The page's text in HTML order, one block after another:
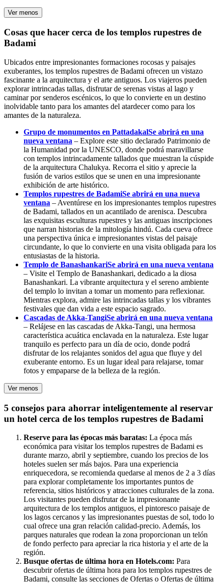
Ver menos
Cosas que hacer cerca de los templos rupestres de
Badami
Ubicados entre impresionantes formaciones rocosas y paisajes
exuberantes, los templos rupestres de Badami ofrecen un vistazo
fascinante a la arquitectura y el arte antiguos. Los viajeros pueden
explorar intrincadas tallas, disfrutar de serenas vistas al lago y
caminar por senderos escénicos, lo que lo convierte en un destino
inolvidable tanto para los amantes del atardecer como para los
amantes de la naturaleza.
Grupo de monumentos en PattadakalSe abrirá en una
nueva ventana – Explore este sitio declarado Patrimonio de
la Humanidad por la UNESCO, donde podrá maravillarse
con templos intrincadamente tallados que muestran la cúspide
de la arquitectura Chalukya. Recorra el sitio y aprecie la
fusión de varios estilos que se unen en una impresionante
exhibición de arte histórico.
Templos rupestres de BadamiSe abrirá en una nueva
ventana – Aventúrese en los impresionantes templos rupestres
de Badami, tallados en un acantilado de arenisca. Descubra
las exquisitas esculturas rupestres y las antiguas inscripciones
que narran historias de la mitología hindú. Cada cueva ofrece
una perspectiva única e impresionantes vistas del paisaje
circundante, lo que lo convierte en una visita obligada para los
entusiastas de la historia.
Templo de BanashankariSe abrirá en una nueva ventana
– Visite el Templo de Banashankari, dedicado a la diosa
Banashankari. La vibrante arquitectura y el sereno ambiente
del templo lo invitan a tomar un momento para reflexionar.
Mientras explora, admire las intrincadas tallas y los vibrantes
festivales que dan vida a este espacio sagrado.
Cascadas de Akka-TangiSe abrirá en una nueva ventana
– Relájese en las cascadas de Akka-Tangi, una hermosa
característica acuática enclavada en la naturaleza. Este lugar
tranquilo es perfecto para un día de ocio, donde podrá
disfrutar de los relajantes sonidos del agua que fluye y del
exuberante entorno. Es un lugar ideal para relajarse, tomar
fotos y empaparse de la belleza de la región.
Ver menos
5 consejos para ahorrar inteligentemente al reservar
un hotel cerca de los templos rupestres de Badami
Reserve para las épocas más baratas: La época más
económica para visitar los templos rupestres de Badami es
durante marzo, abril y septiembre, cuando los precios de los
hoteles suelen ser más bajos. Para una experiencia
enriquecedora, se recomienda quedarse al menos de 2 a 3 días
para explorar completamente los importantes puntos de
referencia, sitios históricos y atracciones culturales de la zona.
Los visitantes pueden disfrutar de la impresionante
arquitectura de los templos antiguos, el pintoresco paisaje de
los lagos cercanos y las impresionantes puestas de sol, todo lo
cual ofrece una gran relación calidad-precio. Además, los
parques naturales que rodean la zona proporcionan un telón
de fondo perfecto para apreciar la rica historia y el arte de la
región.
Busque ofertas de última hora en Hotels.com: Para
descubrir ofertas de última hora para los templos rupestres de
Badami, consulte las secciones de Ofertas o Ofertas de última